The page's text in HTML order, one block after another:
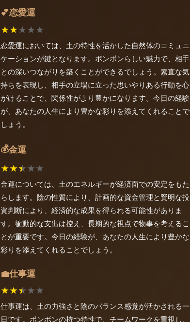
💕恋愛運
★★★★★
恋愛運においては、土の特性を活かした自然体のコミュニ
ケーションが鍵となります。ボンボンらしい魅力で、相手
との深いつながりを築くことができるでしょう。素直な気
持ちを表現し、相手の立場に立った思いやりある行動を心
がけることで、関係性がより豊かになります。今日の経験
が、あなたの人生により豊かな彩りを添えてくれることで
しょう。
💰金運
★★★★★
金運については、土のエネルギーが経済面での安定をもた
らします。陰の性質により、計画的な資金管理と賢明な投
資判断により、経済的な成果を得られる可能性がありま
す。衝動的な支出は控え、長期的な視点で物事を考えるこ
とが重要です。今日の経験が、あなたの人生により豊かな
彩りを添えてくれることでしょう。
💼仕事運
★★★★★
仕事運は、土の力強さと陰のバランス感覚が活かされる一
日です。ボンボンの持つ特性で、チームワークを重視し、